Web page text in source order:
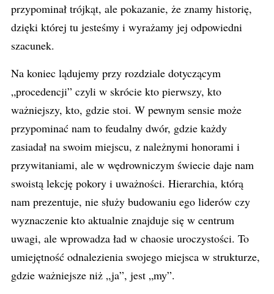
przypominał trójkąt, ale pokazanie, że znamy historię,
dzięki której tu jesteśmy i wyrażamy jej odpowiedni
szacunek.
Na koniec lądujemy przy rozdziale dotyczącym
„procedencji” czyli w skrócie kto pierwszy, kto
ważniejszy, kto, gdzie stoi. W pewnym sensie może
przypominać nam to feudalny dwór, gdzie każdy
zasiadał na swoim miejscu, z należnymi honorami i
przywitaniami, ale w wędrowniczym świecie daje nam
swoistą lekcję pokory i uważności. Hierarchia, którą
nam prezentuje, nie służy budowaniu ego liderów czy
wyznaczenie kto aktualnie znajduje się w centrum
uwagi, ale wprowadza ład w chaosie uroczystości. To
umiejętność odnalezienia swojego miejsca w strukturze,
gdzie ważniejsze niż „ja”, jest „my”.